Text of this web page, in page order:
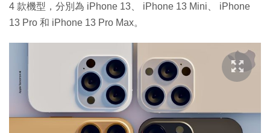
4 款機型，分別為 iPhone 13、 iPhone 13 Mini、 iPhone
13 Pro 和 iPhone 13 Pro Max。